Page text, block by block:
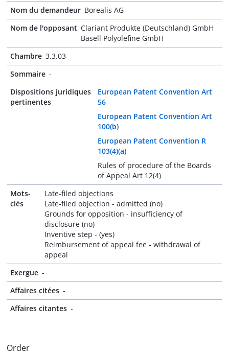
Nom du demandeur Borealis AG
Nom de l'opposant Clariant Produkte (Deutschland) GmbH
Basell Polyolefine GmbH
Chambre 3.3.03
Sommaire -
Dispositions juridiques
pertinentes
European Patent Convention Art
56
European Patent Convention Art
100(b)
European Patent Convention R
103(4)(a)
Rules of procedure of the Boards
of Appeal Art 12(4)
Mots-
clés
Late-filed objections
Late-filed objection - admitted (no)
Grounds for opposition - insufficiency of
disclosure (no)
Inventive step - (yes)
Reimbursement of appeal fee - withdrawal of
appeal
Exergue -
Affaires citées -
Affaires citantes -
Order